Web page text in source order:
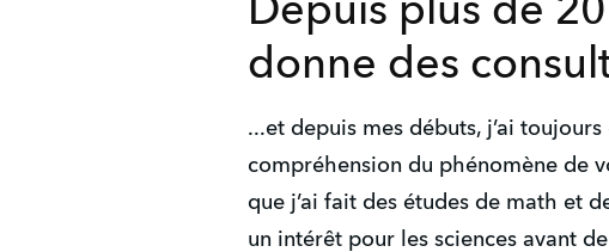
Depuis plus de
donne des
...et depuis mes débuts, j’ai
compréhension du phénomène de
que j’ai fait des études de math et
un intérêt pour les sciences avant